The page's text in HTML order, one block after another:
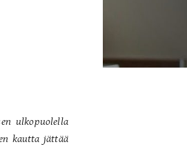
ulkopuolella
kautta jättää